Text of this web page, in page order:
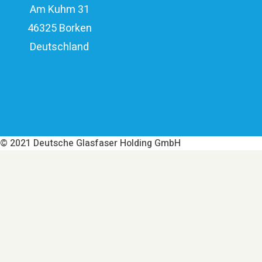
Am Kuhm 31
46325 Borken
Deutschland